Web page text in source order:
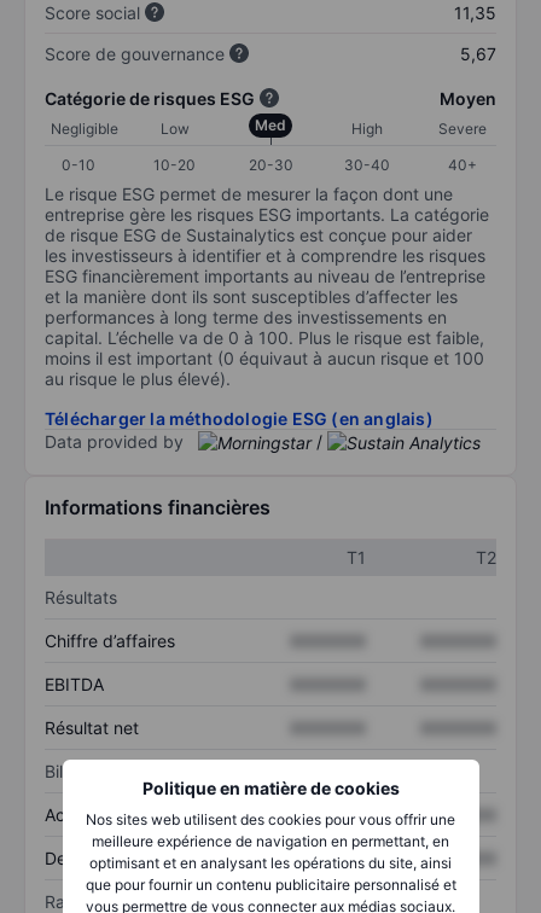
Politique en matière de cookies
Nos sites web utilisent des cookies pour vous offrir une
meilleure expérience de navigation en permettant, en
optimisant et en analysant les opérations du site, ainsi
que pour fournir un contenu publicitaire personnalisé et
vous permettre de vous connecter aux médias sociaux.
Score social
11,35
Score de gouvernance
5,67
Catégorie de risques ESG Moyen
Negligible Low Med High
Severe
0-10
10-20 20-30 30-40 40+
Le risque ESG permet de mesurer la façon dont une
entreprise gère les risques ESG importants. La catégorie
de risque ESG de Sustainalytics est conçue pour aider
les investisseurs à identifier et à comprendre les risques
ESG financièrement importants au niveau de l’entreprise
et la manière dont ils sont susceptibles d’affecter les
performances à long terme des investissements en
capital. L’échelle va de 0 à 100. Plus le risque est faible,
moins il est important (0 équivaut à aucun risque et 100
au risque le plus élevé).
Télécharger la méthodologie ESG (en anglais)
Data provided by
/
Informations financières
T1
T2
Résultats
Chiffre d’affaires
EBITDA
Résultat net
Bilan
Actif total XXXXXXX XXXXXXX
Dette totale XXXXXXX XXXXXXX
Ratios